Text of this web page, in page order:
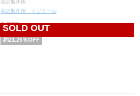
SOLD OUT
谷沢製作所
谷沢製作所 マジクール
1,260 円(税込1,386円)
約21.25％OFF